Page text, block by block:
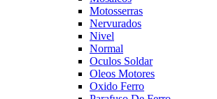
Motosserras
Nervurados
Nivel
Normal
Oculos Soldar
Oleos Motores
Oxido Ferro